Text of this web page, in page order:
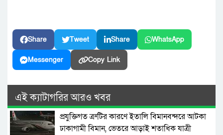
Share Tweet Share WhatsApp
Messenger Copy Link
এই ক্যাটাগরির আরও খবর
প্রযুক্তিগত ত্রুটির কারণে ইতালি বিমানবন্দরে আটকা
ঢাকাগামী বিমান, ভেতরে আড়াই শতাধিক যাত্রী